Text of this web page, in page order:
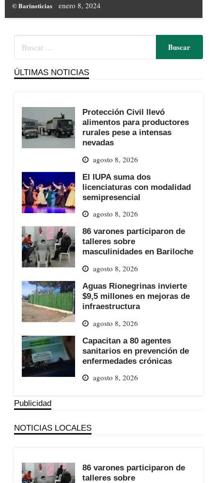
© Barinoticias enero 8, 2024
ÚLTIMAS NOTICIAS
Protección Civil llevó
alimentos para productores
rurales pese a intensas
nevadas
agosto 8, 2026
El IUPA suma dos
licenciaturas con modalidad
semipresencial
agosto 8, 2026
86 varones participaron de
talleres sobre
masculinidades en Bariloche
agosto 8, 2026
Aguas Rionegrinas invierte
$9,5 millones en mejoras de
infraestructura
agosto 8, 2026
Capacitan a 80 agentes
sanitarios en prevención de
enfermedades crónicas
agosto 8, 2026
Publicidad
NOTICIAS LOCALES
86 varones participaron de
talleres sobre